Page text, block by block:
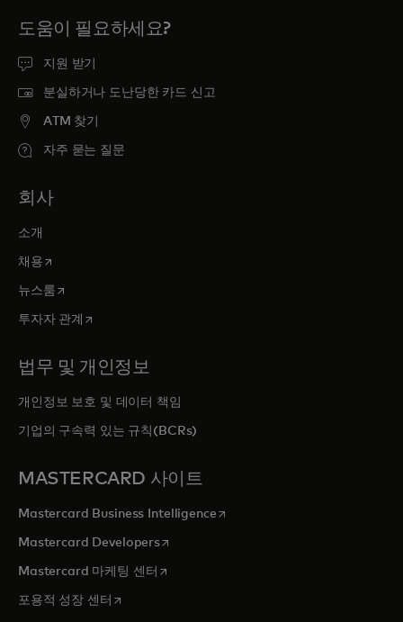
도움이 필요하세요?
지원 받기
분실하거나 도난당한 카드 신고
ATM 찾기
자주 묻는 질문
회사
소개
채용새 탭에서 열림
뉴스룸새 탭에서 열림
투자자 관계 새 탭에서 열림
법무 및 개인정보
개인정보 보호 및 데이터 책임
기업의 구속력 있는 규칙(BCRs)
MASTERCARD 사이트
Mastercard Business Intelligence새 탭에서 열림
Mastercard Developers새 탭에서 열림
Mastercard 마케팅 센터 새 탭에서 열림
포용적 성장 센터 새 탭에서 열림